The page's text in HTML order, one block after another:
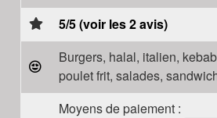
5/5 (voir les 2 avis)
Burgers, halal, italien,
poulet frit, salades,
Moyens de paiement :